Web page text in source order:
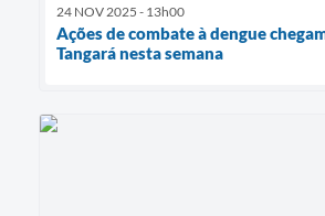
24 NOV 2025 - 13h00
Ações de combate à dengue
Tangará nesta semana